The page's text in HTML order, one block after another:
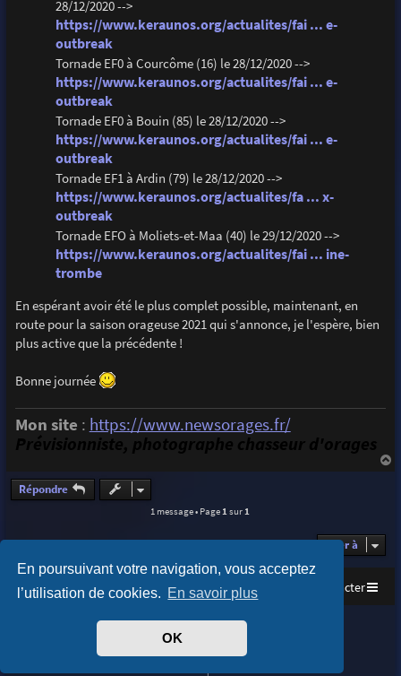
En poursuivant votre navigation, vous acceptez
l’utilisation de cookies. En savoir plus
OK
28/12/2020 -->
https://www.keraunos.org/actualites/fai ... e-
outbreak
Tornade EF0 à Courcôme (16) le 28/12/2020 -->
https://www.keraunos.org/actualites/fai ... e-
outbreak
Tornade EF0 à Bouin (85) le 28/12/2020 -->
https://www.keraunos.org/actualites/fai ... e-
outbreak
Tornade EF1 à Ardin (79) le 28/12/2020 -->
https://www.keraunos.org/actualites/fa ... x-
outbreak
Tornade EFO à Moliets-et-Maa (40) le 29/12/2020 -->
https://www.keraunos.org/actualites/fai ... ine-
trombe
En espérant avoir été le plus complet possible, maintenant, en
route pour la saison orageuse 2021 qui s'annonce, je l'espère, bien
plus active que la précédente !
Bonne journée
Mon site : https://www.newsorages.fr/
Prévisionniste, photographe chasseur d'orages
a
Répondre
1 message • Page1sur1
Aller à
Accueil Index du forum Nous contacter
Purplexion style byIan Bradley
phpBB® Forum Software © phpBB Limited
Traduit parphpBB-fr.com